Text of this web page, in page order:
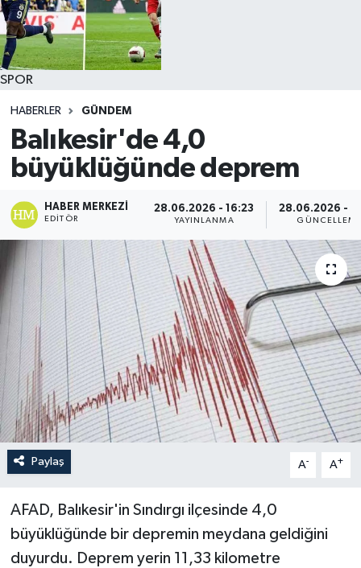
SPOR
HABERLER GÜNDEM
Balıkesir'de 4,0
büyüklüğünde deprem
HABER MERKEZI
EDITÖR
28.06.2026 - 16:23
YAYINLANMA
28.06.2026 -
Paylaş A- A+
AFAD, Balıkesir'in Sındırgı ilçesinde 4,0
büyüklüğünde bir depremin meydana geldiğini
duyurdu. Deprem yerin 11,33 kilometre